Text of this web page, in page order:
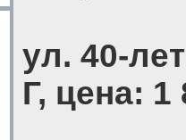
ул. 40-
Г, цена: 1